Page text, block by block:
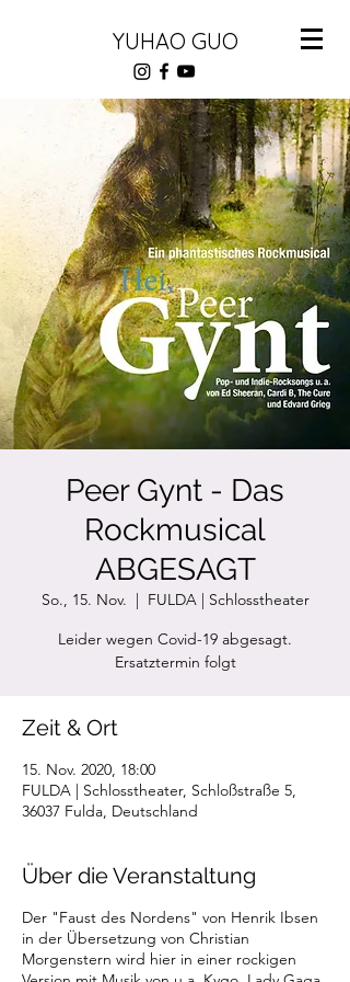
YUHAO GUO
Peer Gynt - Das
Rockmusical
ABGESAGT
So., 15. Nov.
  |
FULDA | Schlosstheater
Leider wegen Covid-19 abgesagt.
Ersatztermin folgt
Zeit & Ort
15. Nov. 2020, 18:00
FULDA | Schlosstheater, Schloßstraße 5,
36037 Fulda, Deutschland
Über die Veranstaltung
Der "Faust des Nordens" von Henrik Ibsen
in der Übersetzung von Christian
Morgenstern wird hier in einer rockigen